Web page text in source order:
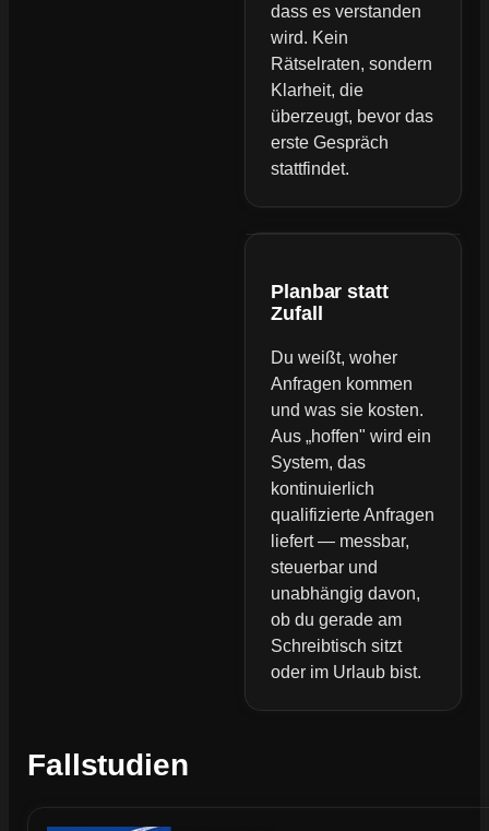
dass es verstanden
wird. Kein
Rätselraten, sondern
Klarheit, die
überzeugt, bevor das
erste Gespräch
stattfindet.
Planbar statt
Zufall
Du weißt, woher
Anfragen kommen
und was sie kosten.
Aus „hoffen" wird ein
System, das
kontinuierlich
qualifizierte Anfragen
liefert — messbar,
steuerbar und
unabhängig davon,
ob du gerade am
Schreibtisch sitzt
oder im Urlaub bist.
Fallstudien